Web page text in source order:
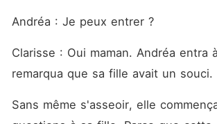
Andréa : Je peux entrer ?
Clarisse : Oui maman. Andréa entra
remarqua que sa fille avait un souci.
Sans même s'asseoir, elle